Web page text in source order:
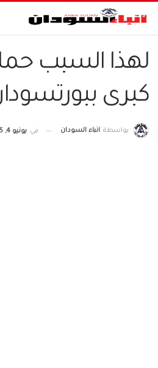
لهذا السبب
كبرى
بواسطة انباء السودان في يونيو 4, 2025